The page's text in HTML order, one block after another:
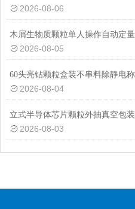
2026-08-06
2026-08-05
2026-08-04
2026-08-03